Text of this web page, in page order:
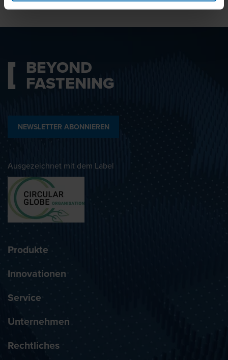
BEYOND
FASTENING
NEWSLETTER ABONNIEREN
Ausgezeichnet mit dem Label
Produkte
Innovationen
Service
Unternehmen
Rechtliches